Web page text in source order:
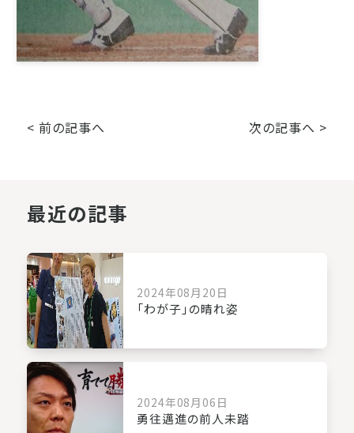
< 前の記事へ 次の記事へ >
最近の記事
2024年08月20日
「わが子」の晴れ姿
2024年08月06日
勇往邁進の前人未踏